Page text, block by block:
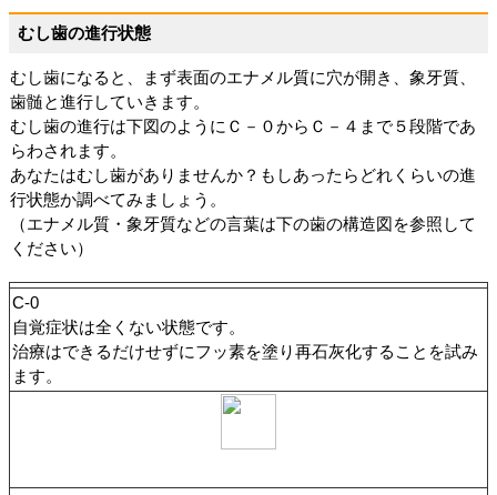
むし歯の進行状態
むし歯になると、まず表面のエナメル質に穴が開き、象牙質、
歯髄と進行していきます。
むし歯の進行は下図のようにＣ－０からＣ－４まで５段階であ
らわされます。
あなたはむし歯がありませんか？もしあったらどれくらいの進
行状態か調べてみましょう。
（エナメル質・象牙質などの言葉は下の歯の構造図を参照して
ください）
C-0
自覚症状は全くない状態です。
治療はできるだけせずにフッ素を塗り再石灰化することを試み
ます。